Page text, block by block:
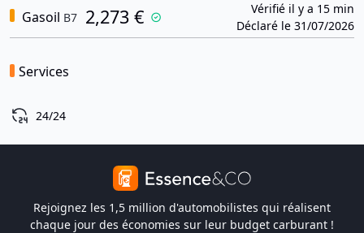
Gasoil B7 2,273 €
Vérifié il y a 15 min
Déclaré le 31/07/2026
Services
24/24
Rejoignez les 1,5 million d'automobilistes qui réalisent
chaque jour des économies sur leur budget carburant !